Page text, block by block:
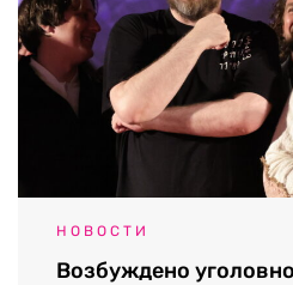
НОВОСТИ
Возбуждено